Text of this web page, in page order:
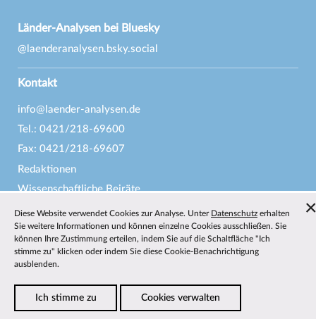
Länder-Analysen bei Bluesky
@laenderanalysen.bsky.social
Kontakt
info@laender-analysen.de
Tel.: 0421/218-69600
Fax: 0421/218-69607
Redaktionen
Wissenschaftliche Beiräte
Über die Länder-Analysen
Datenschutz—Impressum—Barrierefreiheit
Diese Website verwendet Cookies zur Analyse. Unter Datenschutz erhalten
Sie weitere Informationen und können einzelne Cookies ausschließen. Sie
können Ihre Zustimmung erteilen, indem Sie auf die Schaltfläche "Ich
stimme zu" klicken oder indem Sie diese Cookie-Benachrichtigung
ausblenden.
Ich stimme zu Cookies verwalten